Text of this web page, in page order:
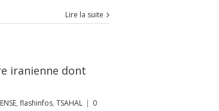
Lire la suite
iranienne dont
, flashinfos, TSAHAL | 0